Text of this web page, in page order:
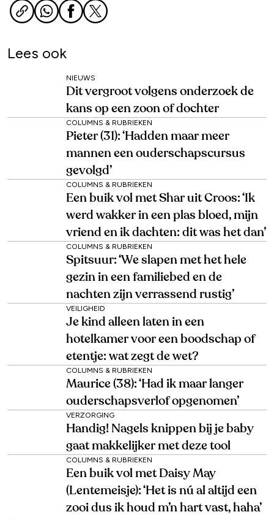
Lees ook
NIEUWS
Dit vergroot volgens onderzoek de
kans op een zoon of dochter
COLUMNS & RUBRIEKEN
Pieter (31): ‘Hadden maar meer
mannen een ouderschapscursus
gevolgd’
COLUMNS & RUBRIEKEN
Een buik vol met Shar uit Croos: ‘Ik
werd wakker in een plas bloed, mijn
vriend en ik dachten: dit was het dan’
COLUMNS & RUBRIEKEN
Spitsuur: ‘We slapen met het hele
gezin in een familiebed en de
nachten zijn verrassend rustig’
VEILIGHEID
Je kind alleen laten in een
hotelkamer voor een boodschap of
etentje: wat zegt de wet?
COLUMNS & RUBRIEKEN
Maurice (38): ‘Had ik maar langer
ouderschapsverlof opgenomen’
VERZORGING
Handig! Nagels knippen bij je baby
gaat makkelijker met deze tool
COLUMNS & RUBRIEKEN
Een buik vol met Daisy May
(Lentemeisje): ‘Het is nú al altijd een
zooi dus ik houd m’n hart vast, haha’